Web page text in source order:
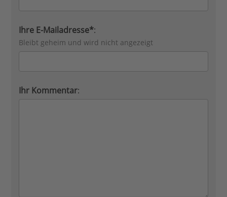
Ihre E-Mailadresse*:
Bleibt geheim und wird nicht angezeigt
Ihr Kommentar: